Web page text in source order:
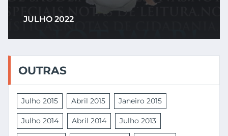
JULHO 2022
OUTRAS
Julho 2015 Abril 2015 Janeiro 2015
Julho 2014 Abril 2014 Julho 2013